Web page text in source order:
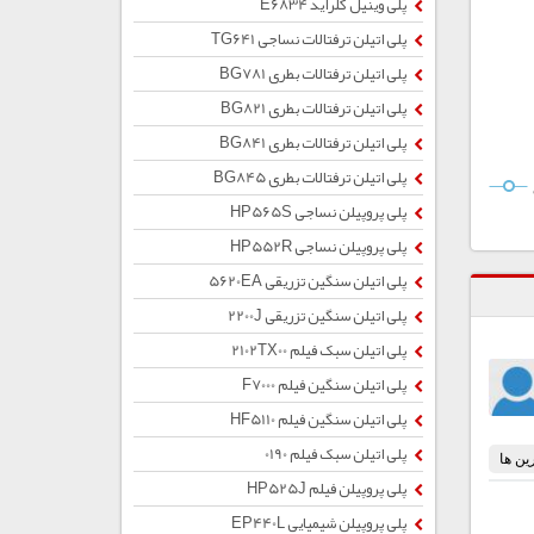
پلی اتیلن ترفتالات نساجی TG641
پلی اتیلن ترفتالات بطری BG781
پلی اتیلن ترفتالات بطری BG821
پلی اتیلن ترفتالات بطری BG841
پلی اتیلن ترفتالات بطری BG845
پلی پروپیلن نساجی HP565S
پلی پروپیلن نساجی HP552R
پلی اتیلن سنگین تزریقی 5620EA
پلی اتیلن سنگین تزریقی 2200J
پلی اتیلن سبک فیلم 2102TX00
پلی اتیلن سنگین فیلم F7000
پلی اتیلن سنگین فیلم HF5110
پلی اتیلن سبک فیلم 0190
پلی پروپیلن فیلم HP525J
پلی پروپیلن شیمیایی EP440L